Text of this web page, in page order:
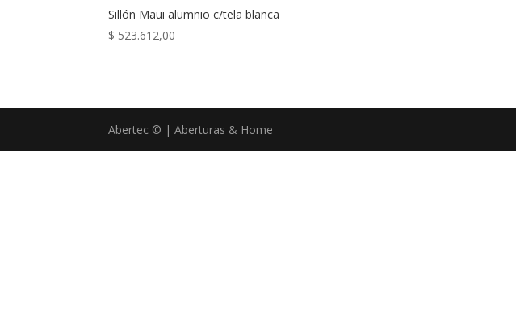
Sillón Maui alumnio c/tela blanca
$ 523.612,00
Abertec © | Aberturas & Home